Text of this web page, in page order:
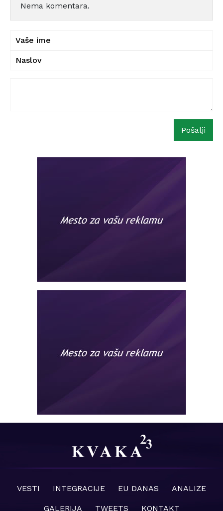
Nema komentara.
Pošalji
VESTI INTEGRACIJE EU DANAS ANALIZE
GALERIJA TWEETS KONTAKT